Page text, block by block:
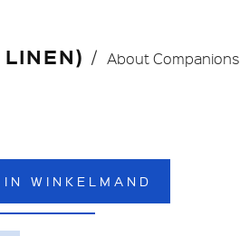
About Companions
IN WINKELMAND